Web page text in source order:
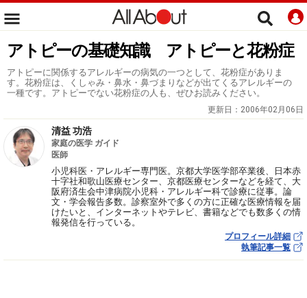
アトピーの基礎知識 アトピーと花粉症
アトピーに関係するアレルギーの病気の一つとして、花粉症がありま
す。花粉症は、くしゃみ・鼻水・鼻づまりなどが出てくるアレルギーの
一種です。アトピーでない花粉症の人も、ぜひお読みください。
更新日： 2006年02月06日
清益 功浩
家庭の医学 ガイド
医師
小児科医・アレルギー専門医。京都大学医学部卒業後、日本赤
十字社和歌山医療センター、京都医療センターなどを経て、大
阪府済生会中津病院小児科・アレルギー科で診療に従事。論
文・学会報告多数。診察室外で多くの方に正確な医療情報を届
けたいと、インターネットやテレビ、書籍などでも数多くの情
報発信を行っている。
プロフィール詳細
執筆記事一覧